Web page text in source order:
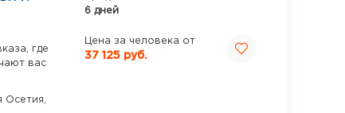
где
вас
Осетия,
6 дней
Цена за человека от
37 125 руб.